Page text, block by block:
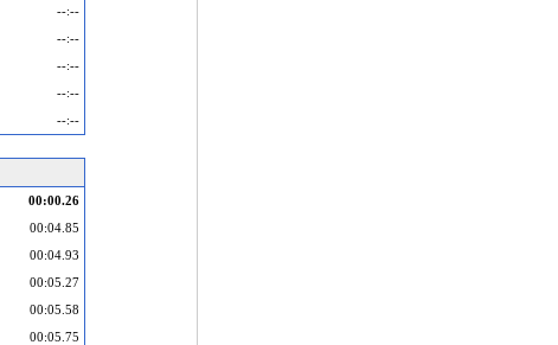
--:--
--:--
--:--
--:--
--:--
00:00.26
00:04.85
00:04.93
00:05.27
00:05.58
00:05.75